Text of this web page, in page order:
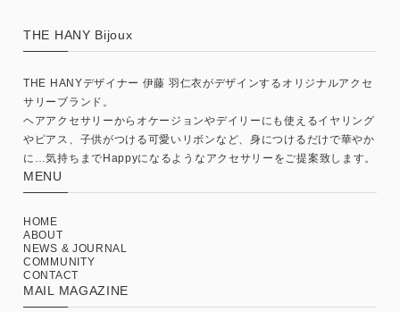
THE HANY Bijoux
THE HANYデザイナー 伊藤 羽仁衣がデザインするオリジナルアクセ
サリーブランド。
ヘアアクセサリーからオケージョンやデイリーにも使えるイヤリング
やピアス、子供がつける可愛いリボンなど、身につけるだけで華やか
に…気持ちまでHappyになるようなアクセサリーをご提案致します。
MENU
HOME
ABOUT
NEWS & JOURNAL
COMMUNITY
CONTACT
MAIL MAGAZINE